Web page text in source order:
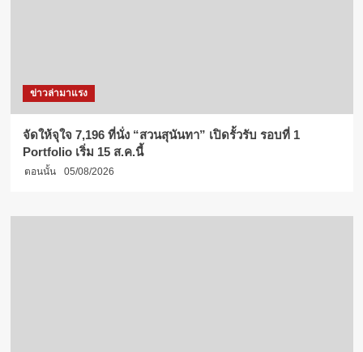
ข่าวล่ามาแรง
จัดให้จุใจ 7,196 ที่นั่ง “สวนสุนันทา” เปิดรั้วรับ รอบที่ 1
Portfolio เริ่ม 15 ส.ค.นี้
ตอนนั้น 05/08/2026